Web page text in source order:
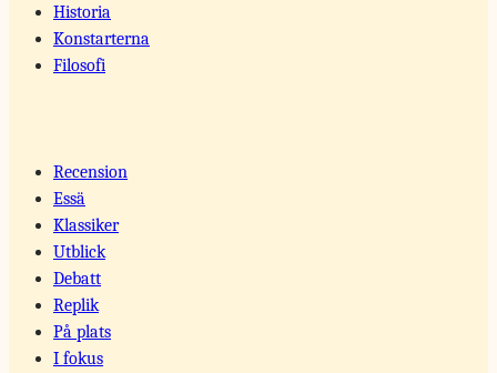
Historia
Konstarterna
Filosofi
Recension
Essä
Klassiker
Utblick
Debatt
Replik
På plats
I fokus